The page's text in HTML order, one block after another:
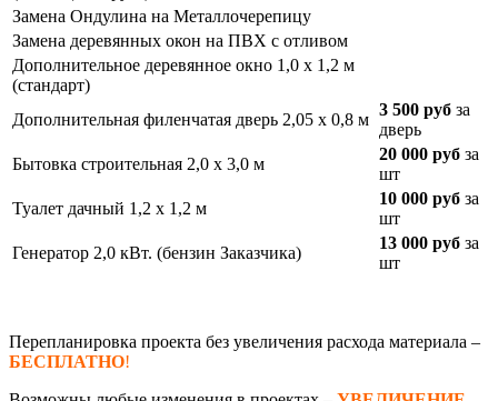
Замена Ондулина на Металлочерепицу
Замена деревянных окон на ПВХ с отливом
Дополнительное деревянное окно 1,0 х 1,2 м
(стандарт)
Дополнительная филенчатая дверь 2,05 х 0,8 м
3 500 руб за
дверь
Бытовка строительная 2,0 х 3,0 м
20 000 руб за
шт
Туалет дачный 1,2 х 1,2 м
10 000 руб за
шт
Генератор 2,0 кВт. (бензин Заказчика)
13 000 руб за
шт
Перепланировка проекта без увеличения расхода материала –
БЕСПЛАТНО!